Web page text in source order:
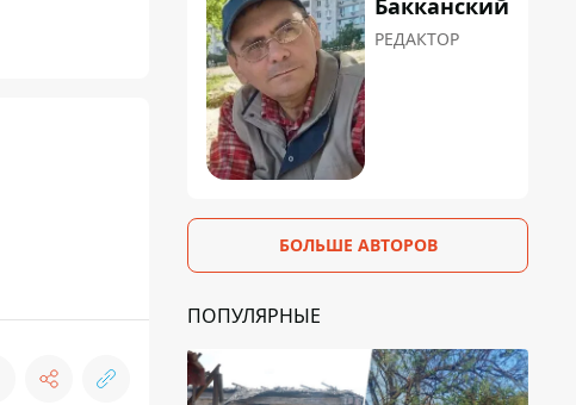
РЕДАКТОР
БОЛЬШЕ АВТОРОВ
ПОПУЛЯРНЫЕ